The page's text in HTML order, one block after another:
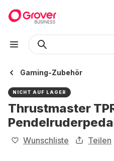
Gaming-Zubehör
NICHT AUF LAGER
Thrustmaster
Wunschliste Teilen